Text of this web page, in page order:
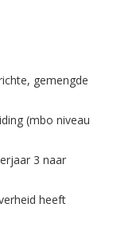
gemengde
(mbo niveau
3 naar
heeft